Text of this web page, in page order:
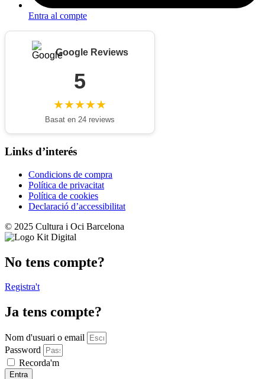
Entra al compte
Google Reviews
5
★★★★★
Basat en 24 reviews
Links d’interés
Condicions de compra
Política de privacitat
Política de cookies
Declaració d’accessibilitat
© 2025 Cultura i Oci Barcelona
No tens compte?
Registra't
Ja tens compte?
Nom d'usuari o email
Password
Recorda'm
Entra